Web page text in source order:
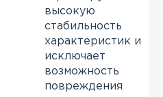
высокую
стабильность
характеристик и
исключает
возможность
повреждения